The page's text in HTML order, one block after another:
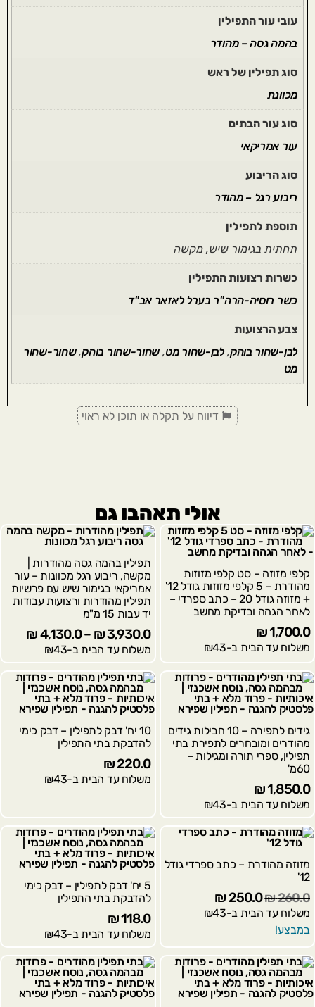
עובי עור התפילין
בהמה גסה – מהודר
סוג תפילין של ראש
מכוונת
סוג עור הבתים
עור אמריקאי
סוג הריבוע
ריבוע רגל – מהודר
תוספת לתפילין
תחתית בגימור שיש, מקשה
כשרות רצועות התפילין
כשר רוסיה-הרה"ר בערל לאזאר אב"ד
צבע הרצועות
לבן-שחור בוהק,לבן-שחור מט, שחור-שחור בוהק,שחור-שחור
מט
דיווח על תקלה או תוכן לא ראוי
אולי תאהבו גם
קלפי מזוזה – סט קלפי מזוזות
מהודרת – 5 קלפי מזוזות גודל 12'
+ מזוזה גודל 20 – כתב ספרדי –
לאחר הגהה ובדיקת מחשב
1,700.0
₪
משלוח עד הבית ב-₪43
תפילין בהמה גסה מהודרות |
מקשה, ריבוע רגל מכוונות – עור
אמריקאי בגימור שיש עם פרשיות
תפילין מהודרות ורצועות עבודות
יד עבות 15 מ"מ
3,930.0
₪
–
4,130.0
₪
משלוח עד הבית ב-₪43
גידים לתפירה – 10 חבילות גידים
מהודרים ומובחרים לתפירת בתי
תפילין, ספרי תורה ומגילות –
60מ'
1,850.0
₪
משלוח עד הבית ב-₪43
10 יח' דבק לתפילין – דבק כימי
להדבקת בתי התפילין
220.0
₪
משלוח עד הבית ב-₪43
מזוזה מהודרת – כתב ספרדי גודל
12'
260.0
₪
250.0
₪
משלוח עד הבית ב-₪43
במבצע!
5 יח' דבק לתפילין – דבק כימי
להדבקת בתי התפילין
118.0
₪
משלוח עד הבית ב-₪43